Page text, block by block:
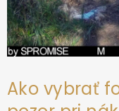
Ako vybrať